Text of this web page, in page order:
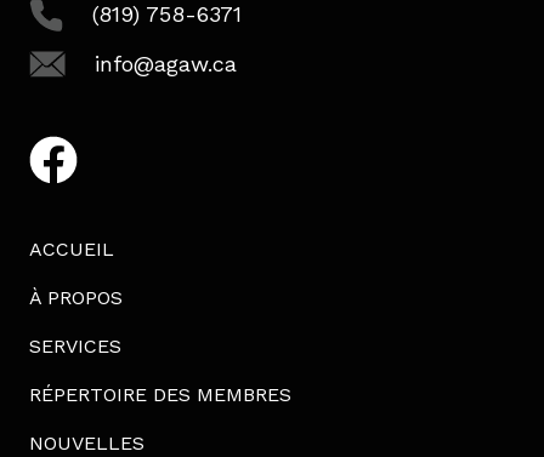
(819) 758-6371
info@agaw.ca
ACCUEIL
À PROPOS
SERVICES
RÉPERTOIRE DES MEMBRES
NOUVELLES